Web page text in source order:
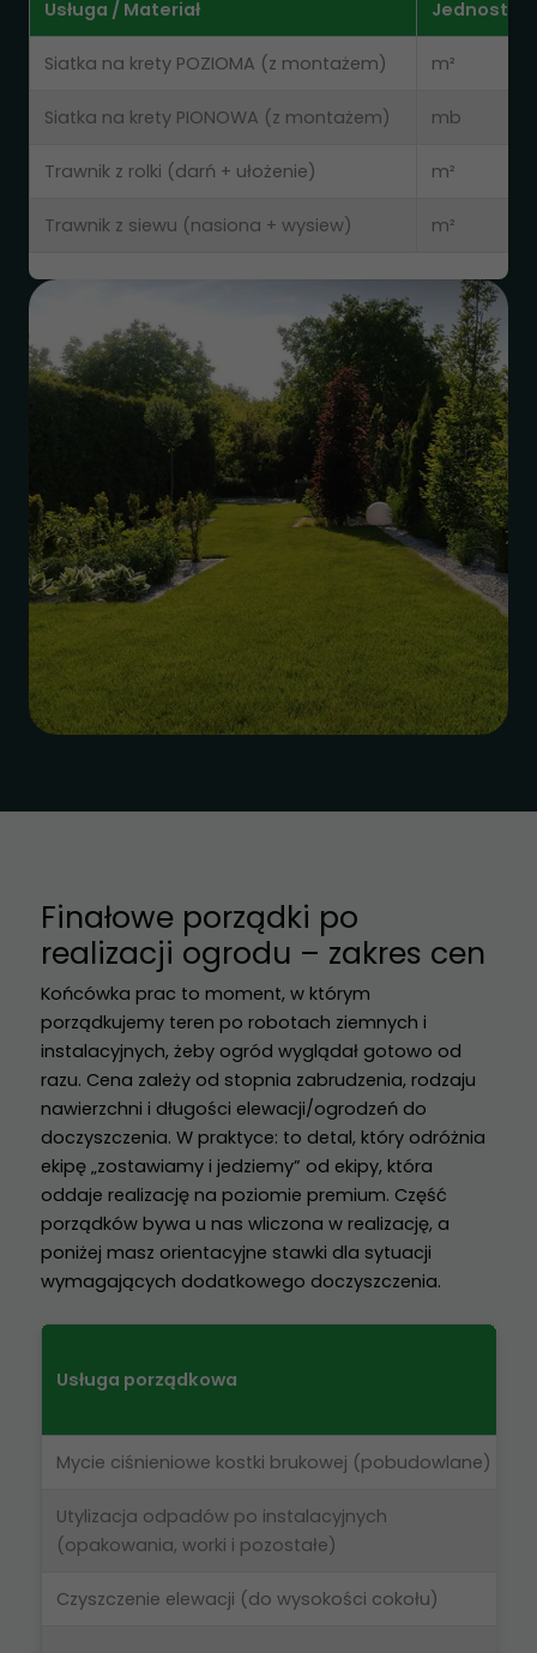
Usługa / Materiał Jednostka
Siatka na krety POZIOMA (z montażem) m²
Siatka na krety PIONOWA (z montażem) mb
Trawnik z rolki (darń + ułożenie) m²
Trawnik z siewu (nasiona + wysiew) m²
Finałowe porządki po
realizacji ogrodu – zakres cen
Końcówka prac to moment, w którym
porządkujemy teren po robotach ziemnych i
instalacyjnych, żeby ogród wyglądał gotowo od
razu. Cena zależy od stopnia zabrudzenia, rodzaju
nawierzchni i długości elewacji/ogrodzeń do
doczyszczenia. W praktyce: to detal, który odróżnia
ekipę „zostawiamy i jedziemy” od ekipy, która
oddaje realizację na poziomie premium. Część
porządków bywa u nas wliczona w realizację, a
poniżej masz orientacyjne stawki dla sytuacji
wymagających dodatkowego doczyszczenia.
Usługa porządkowa
Mycie ciśnieniowe kostki brukowej (pobudowlane)
Utylizacja odpadów po instalacyjnych
(opakowania, worki i pozostałe)
Czyszczenie elewacji (do wysokości cokołu)